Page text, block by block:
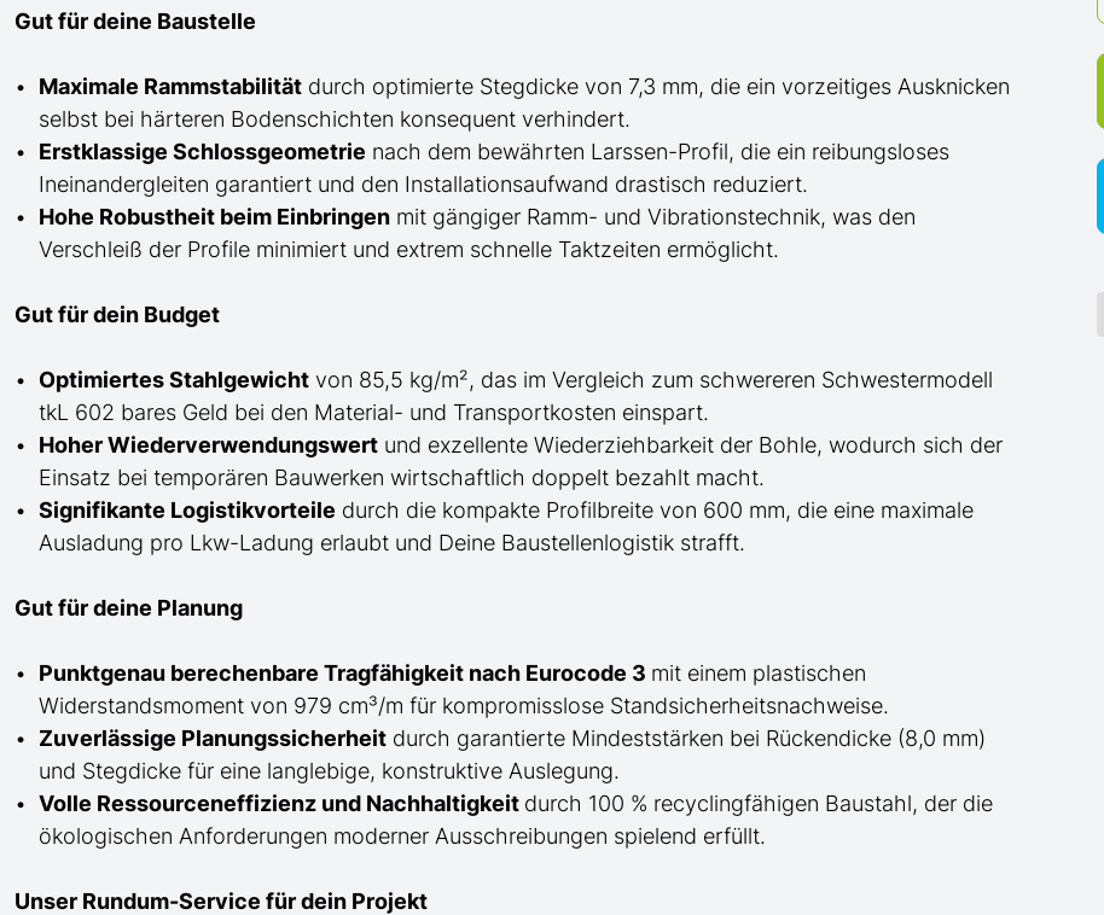
Gut für deine Baustelle
Maximale Rammstabilität durch optimierte Stegdicke von 7,3 mm, die ein vorzeitiges Ausknicken
selbst bei härteren Bodenschichten konsequent verhindert.
Erstklassige Schlossgeometrie nach dem bewährten Larssen-Profil, die ein reibungsloses
Ineinandergleiten garantiert und den Installationsaufwand drastisch reduziert.
Hohe Robustheit beim Einbringen mit gängiger Ramm- und Vibrationstechnik, was den
Verschleiß der Profile minimiert und extrem schnelle Taktzeiten ermöglicht.
Gut für dein Budget
Optimiertes Stahlgewicht von 85,5 kg/m², das im Vergleich zum schwereren Schwestermodell
tkL 602 bares Geld bei den Material- und Transportkosten einspart.
Hoher Wiederverwendungswert und exzellente Wiederziehbarkeit der Bohle, wodurch sich der
Einsatz bei temporären Bauwerken wirtschaftlich doppelt bezahlt macht.
Signifikante Logistikvorteile durch die kompakte Profilbreite von 600 mm, die eine maximale
Ausladung pro Lkw-Ladung erlaubt und Deine Baustellenlogistik strafft.
Gut für deine Planung
Punktgenau berechenbare Tragfähigkeit nach Eurocode 3 mit einem plastischen
Widerstandsmoment von 979 cm³/m für kompromisslose Standsicherheitsnachweise.
Zuverlässige Planungssicherheit durch garantierte Mindeststärken bei Rückendicke (8,0 mm)
und Stegdicke für eine langlebige, konstruktive Auslegung.
Volle Ressourceneffizienz und Nachhaltigkeit durch 100 % recyclingfähigen Baustahl, der die
ökologischen Anforderungen moderner Ausschreibungen spielend erfüllt.
Unser Rundum-Service für dein Projekt